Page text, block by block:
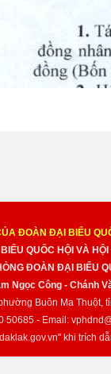
ĐOÀN ĐẠI BIỂU
QUỐC HỘI VÀ
ĐOÀN ĐẠI BIỂU
Ngọc Công - Chánh
Buôn Ma Thuột,
50685 - Email:
khi trích